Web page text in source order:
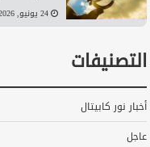
24 يونيو, 2026 11:28 م
التصنيفات
أخبار نور كابيتال
عاجل